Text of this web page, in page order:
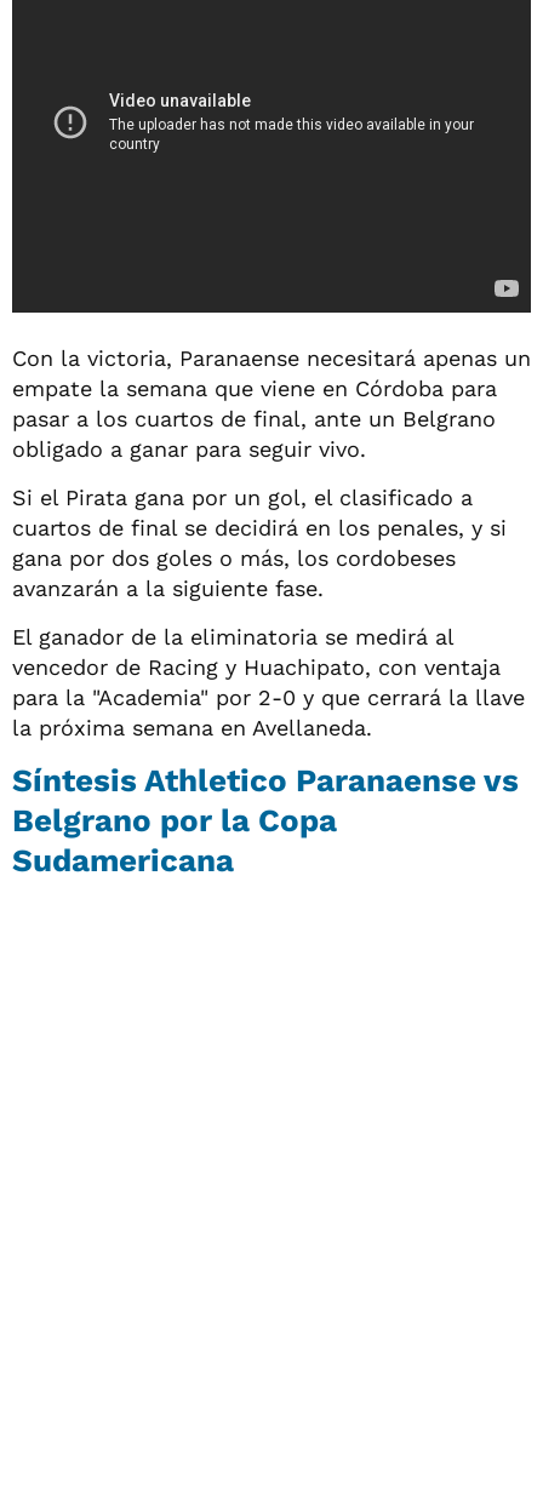
Con la victoria, Paranaense necesitará apenas un
empate la semana que viene en Córdoba para
pasar a los cuartos de final, ante un Belgrano
obligado a ganar para seguir vivo.
Si el Pirata gana por un gol, el clasificado a
cuartos de final se decidirá en los penales, y si
gana por dos goles o más, los cordobeses
avanzarán a la siguiente fase.
El ganador de la eliminatoria se medirá al
vencedor de Racing y Huachipato, con ventaja
para la "Academia" por 2-0 y que cerrará la llave
la próxima semana en Avellaneda.
Síntesis Athletico Paranaense vs
Belgrano por la Copa
Sudamericana